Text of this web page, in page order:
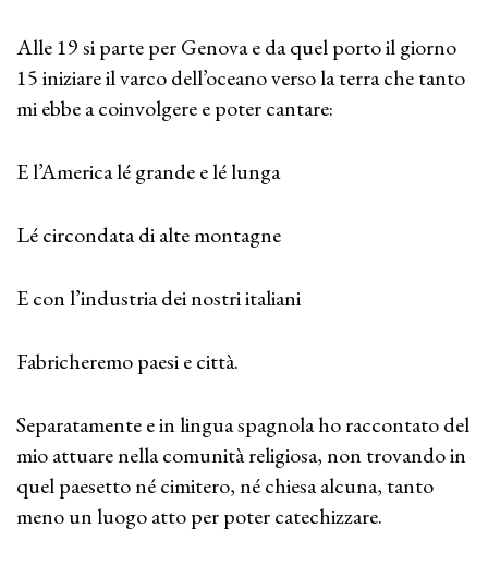
Alle 19 si parte per Genova e da quel porto il giorno
15 iniziare il varco dell’oceano verso la terra che tanto
mi ebbe a coinvolgere e poter cantare:
E l’America lé grande e lé lunga
Lé circondata di alte montagne
E con l’industria dei nostri italiani
Fabricheremo paesi e città.
Separatamente e in lingua spagnola ho raccontato del
mio attuare nella comunità religiosa, non trovando in
quel paesetto né cimitero, né chiesa alcuna, tanto
meno un luogo atto per poter catechizzare.